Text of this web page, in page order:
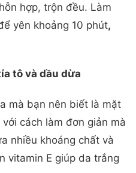
hợp, trộn đều. Làm
yên khoảng 10 phút,
tô và dầu dừa
mà bạn nên biết là mặt
cách làm đơn giản mà
nhiều khoáng chất và
vitamin E giúp da trắng